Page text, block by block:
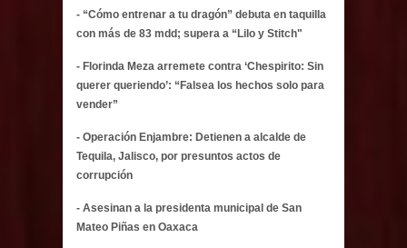
- “Cómo entrenar a tu dragón” debuta en taquilla
con más de 83 mdd; supera a “Lilo y Stitch"
- Florinda Meza arremete contra ‘Chespirito: Sin
querer queriendo’: “Falsea los hechos solo para
vender”
- Operación Enjambre: Detienen a alcalde de
Tequila, Jalisco, por presuntos actos de
corrupción
- Asesinan a la presidenta municipal de San
Mateo Piñas en Oaxaca